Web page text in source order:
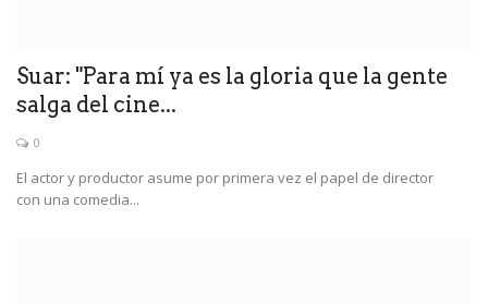
Suar: "Para mí ya es la gloria que la gente
salga del cine...
0
El actor y productor asume por primera vez el papel de director
con una comedia...